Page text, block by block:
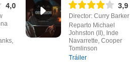
4,0 3,9
Director: Curry Barker
Reparto Michael
Johnston (II), Inde
Navarrette, Cooper
Tomlinson
Tráiler